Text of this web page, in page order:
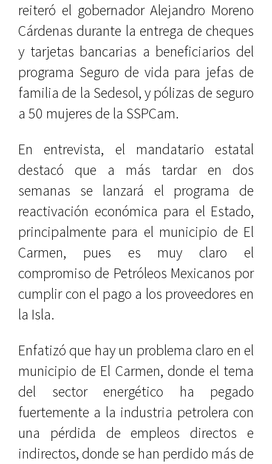
reiteró el gobernador Alejandro Moreno
Cárdenas durante la entrega de cheques
y tarjetas bancarias a beneficiarios del
programa Seguro de vida para jefas de
familia de la Sedesol, y pólizas de seguro
a 50 mujeres de la SSPCam.
En entrevista, el mandatario estatal
destacó que a más tardar en dos
semanas se lanzará el programa de
reactivación económica para el Estado,
principalmente para el municipio de El
Carmen, pues es muy claro el
compromiso de Petróleos Mexicanos por
cumplir con el pago a los proveedores en
la Isla.
Enfatizó que hay un problema claro en el
municipio de El Carmen, donde el tema
del sector energético ha pegado
fuertemente a la industria petrolera con
una pérdida de empleos directos e
indirectos, donde se han perdido más de